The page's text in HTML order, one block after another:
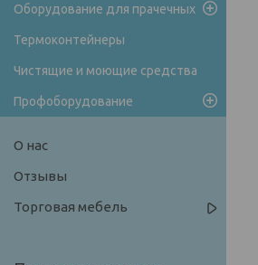
Оборудование для прачечных
Термоконтейнеры
Чистящие и моющие средства
Профоборудование
О нас
Отзывы
Торговая мебель